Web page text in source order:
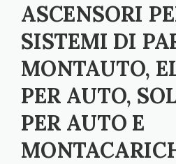
ASCENSORI
SISTEMI DI
MONTAUTO,
PER AUTO,
PER AUTO E